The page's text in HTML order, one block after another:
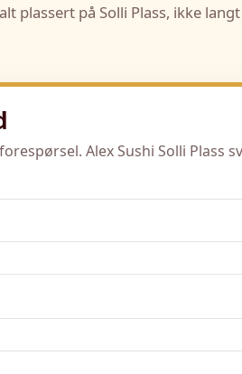
plassert på Solli Plass, ikke
Alex Sushi Solli Plass